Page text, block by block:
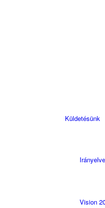
Küldetésünk
Vision